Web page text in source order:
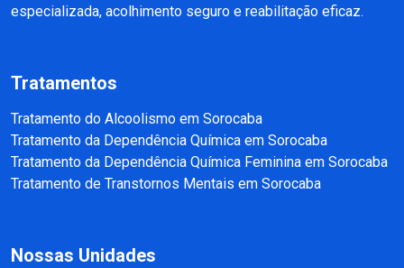
especializada, acolhimento seguro e reabilitação eficaz.
Tratamentos
Tratamento do Alcoolismo em Sorocaba
Tratamento da Dependência Química em Sorocaba
Tratamento da Dependência Química Feminina em Sorocaba
Tratamento de Transtornos Mentais em Sorocaba
Nossas Unidades